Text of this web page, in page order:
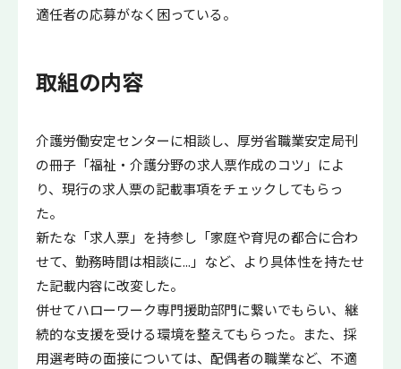
適任者の応募がなく困っている。
取組の内容
介護労働安定センターに相談し、厚労省職業安定局刊
の冊子「福祉・介護分野の求人票作成のコツ」によ
り、現行の求人票の記載事項をチェックしてもらっ
た。
新たな「求人票」を持参し「家庭や育児の都合に合わ
せて、勤務時間は相談に...」など、より具体性を持たせ
た記載内容に改変した。
併せてハローワーク専門援助部門に繋いでもらい、継
続的な支援を受ける環境を整えてもらった。また、採
用選考時の面接については、配偶者の職業など、不適